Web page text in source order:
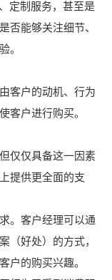
定制服务，甚至是
否能够关注细节、
。
客户的动机、行为
客户进行购买。
仅仅具备这一因素
提供更全面的支
。客户经理可以通
（好处）的方式，
户的购买兴趣。